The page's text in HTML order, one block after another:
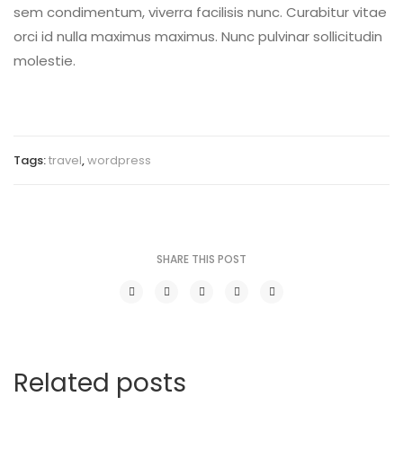
sem condimentum, viverra facilisis nunc. Curabitur vitae
orci id nulla maximus maximus. Nunc pulvinar sollicitudin
molestie.
Tags:travel,wordpress
SHARE THIS POST
Related posts